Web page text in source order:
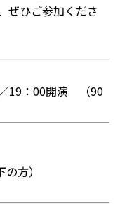
ぜひご参加くださ
19 ： 00開演 （90
方）